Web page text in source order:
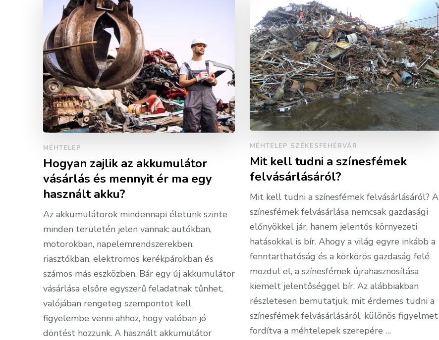
MÉHTELEP
Hogyan zajlik az akkumulátor
vásárlás és mennyit ér ma egy
használt akku?
Az akkumulátorok mindennapi életünk szinte
minden területén jelen vannak: autókban,
motorokban, napelemrendszerekben,
riasztókban, elektromos kerékpárokban és
számos más eszközben. Bár egy új akkumulátor
vásárlása elsőre egyszerű feladatnak tűnhet,
valójában rengeteg szempontot kell
figyelembe venni ahhoz, hogy valóban jó
döntést hozzunk. A használt akkumulátor
MÉHTELEP SZÉKESFEHÉRVÁR
Mit kell tudni a színesfémek
felvásárlásáról?
Mit kell tudni a színesfémek felvásárlásáról? A
színesfémek felvásárlása nemcsak gazdasági
előnyökkel jár, hanem jelentős környezeti
hatásokkal is bír. Ahogy a világ egyre inkább a
fenntarthatóság és a körkörös gazdaság felé
mozdul el, a színesfémek újrahasznosítása
kiemelt jelentőséggel bír. Az alábbiakban
részletesen bemutatjuk, mit érdemes tudni a
színesfémek felvásárlásáról, különös figyelmet
fordítva a méhtelepek szerepére …